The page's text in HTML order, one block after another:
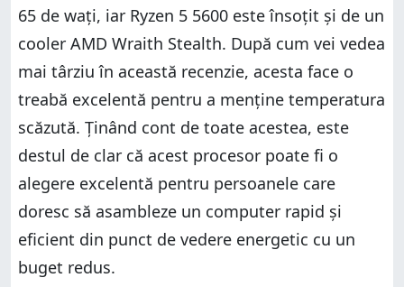
65 de wați, iar Ryzen 5 5600 este însoțit și de un
cooler AMD Wraith Stealth. După cum vei vedea
mai târziu în această recenzie, acesta face o
treabă excelentă pentru a menține temperatura
scăzută. Ținând cont de toate acestea, este
destul de clar că acest procesor poate fi o
alegere excelentă pentru persoanele care
doresc să asambleze un computer rapid și
eficient din punct de vedere energetic cu un
buget redus.